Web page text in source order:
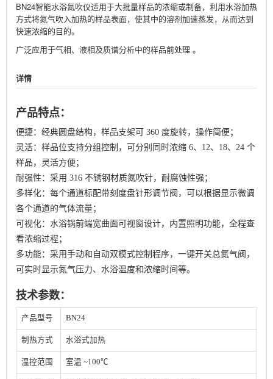
BN24智能水浴氮吹仪适用于大批量样品的浓缩或制备，利用水浴加热
方式将氮气吹入加热的样品表面，使其中的溶剂加速蒸发，从而达到
快速浓缩的目的。
广泛应用于气相、液相及质谱分析中的样品前处理 。
详情
产品特点：
便捷：经典圆盘结构，样品支架可 360 度旋转，操作简便；
灵活：样品位支持分组控制，可分别同时浓缩 6、12、18、24 个
样品，灵活方便；
耐强性：采用 316 不锈钢材质氮吹针，耐腐蚀性强；
多样化：每个通道标配带刻度盘针形调节阀，可以根据显示微调
各个通道的气体流量；
可视化：水浴锅前端宽曲面可视窗设计，内置照明功能，全程查
看浓缩过程；
多功能：采用手动和自动双模式控制程序，一键开关总氮气阀，
可实时显示氮气压力、水浴温度和浓缩时间等。
技术参数：
产品型号 BN24
制热方式 水浴式加热
温控范围 室温 ~100℃